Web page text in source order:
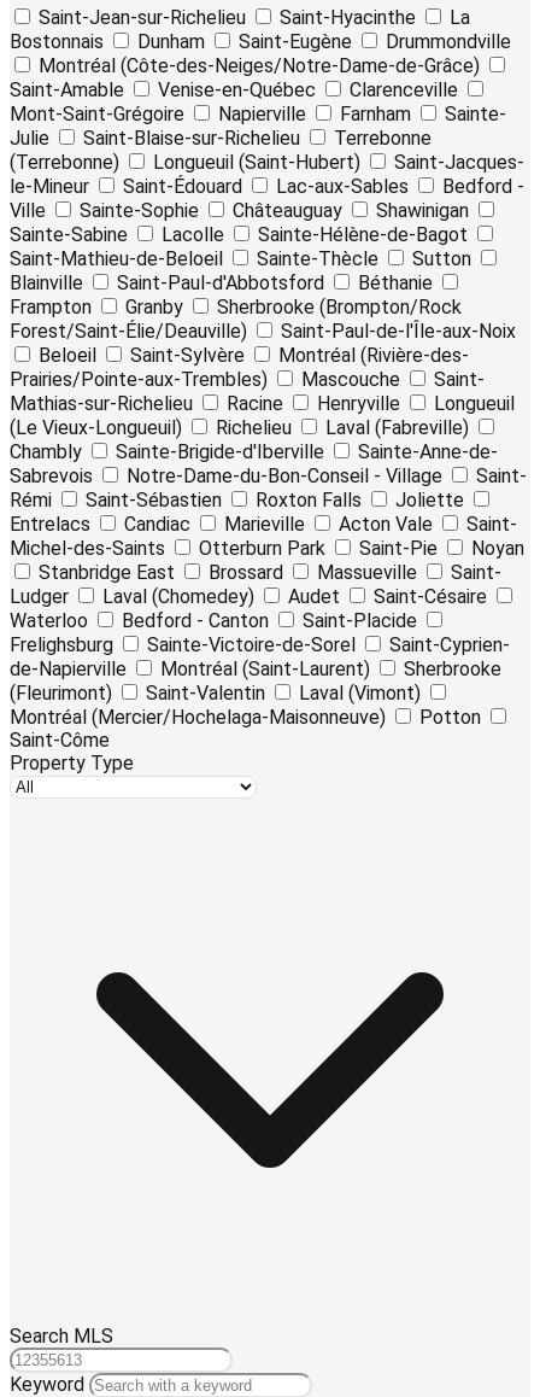
Saint-Jean-sur-Richelieu
Saint-Hyacinthe
La
Bostonnais
Dunham Saint-Eugène
Drummondville
Montréal (Côte-des-Neiges/Notre-Dame-de-Grâce)
Saint-Amable
Venise-en-Québec
Clarenceville
Mont-Saint-Grégoire
Napierville Farnham
Sainte-
Julie
Saint-Blaise-sur-Richelieu
Terrebonne
(Terrebonne)
Longueuil (Saint-Hubert)
Saint-Jacques-
le-Mineur
Saint-Édouard Lac-aux-Sables
Bedford -
Ville
Sainte-Sophie Châteauguay
Shawinigan
Sainte-Sabine
Lacolle
Sainte-Hélène-de-Bagot
Saint-Mathieu-de-Beloeil
Sainte-Thècle
Sutton
Blainville
Saint-Paul-d'Abbotsford
Béthanie
Frampton
Granby
Sherbrooke (Brompton/Rock
Forest/Saint-Élie/Deauville)
Saint-Paul-de-l'Île-aux-Noix
Beloeil
Saint-Sylvère
Montréal (Rivière-des-
Prairies/Pointe-aux-Trembles)
Mascouche
Saint-
Mathias-sur-Richelieu
Racine Henryville
Longueuil
(Le Vieux-Longueuil)
Richelieu
Laval (Fabreville)
Chambly
Sainte-Brigide-d'Iberville
Sainte-Anne-de-
Sabrevois
Notre-Dame-du-Bon-Conseil - Village
Saint-
Rémi
Saint-Sébastien Roxton Falls
Joliette
Entrelacs
Candiac Marieville Acton Vale
Saint-
Michel-des-Saints
Otterburn Park Saint-Pie
Noyan
Stanbridge East
Brossard Massueville
Saint-
Ludger
Laval (Chomedey) Audet
Saint-Césaire
Waterloo
Bedford - Canton
Saint-Placide
Frelighsburg
Sainte-Victoire-de-Sorel
Saint-Cyprien-
de-Napierville
Montréal (Saint-Laurent)
Sherbrooke
(Fleurimont)
Saint-Valentin
Laval (Vimont)
Montréal (Mercier/Hochelaga-Maisonneuve)
Potton
Saint-Côme
Property Type
Search MLS
Keyword